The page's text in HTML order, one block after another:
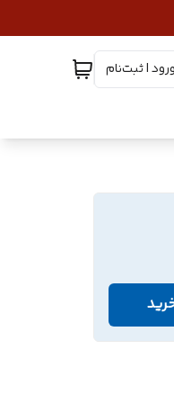
ورود | ثبت‌نام